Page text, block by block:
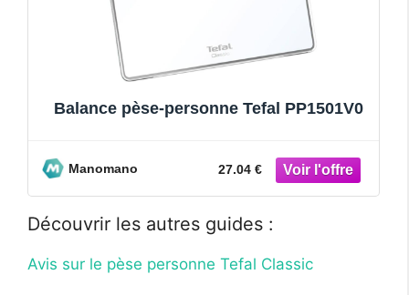
Balance pèse-personne Tefal PP1501V0
Manomano 27.04 €
Découvrir les autres guides :
Avis sur le pèse personne Tefal Classic